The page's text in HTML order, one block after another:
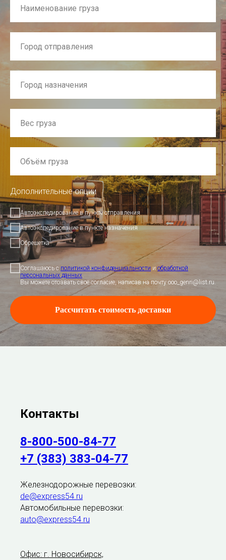
Дополнительные опции
Автоэкспедирование в пункте отправления
Автоэкспедирование в пункте назначения
Обрешетка
Соглашаюсь с политикой конфиденциальности и обработкой
персональных данных.
Вы можете отозвать своё согласие, написав на почту ooo_genri@list.ru.
Рассчитать стоимость доставки
Контакты
8-800-500-84-77
+7 (383) 383-04-77
Железнодорожные перевозки:
de@express54.ru
Автомобильные перевозки:
auto@express54.ru
Офис: г. Новосибирск,